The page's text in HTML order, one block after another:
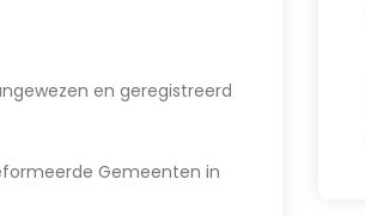
en geregistreerd
Gemeenten in